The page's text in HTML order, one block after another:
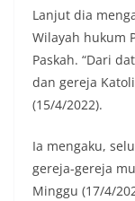
Lanjut dia
Wilayah hukum
Paskah. “Dari
dan gereja
(15/4/2022).
Ia mengaku,
gereja-gereja
Minggu (17/4/